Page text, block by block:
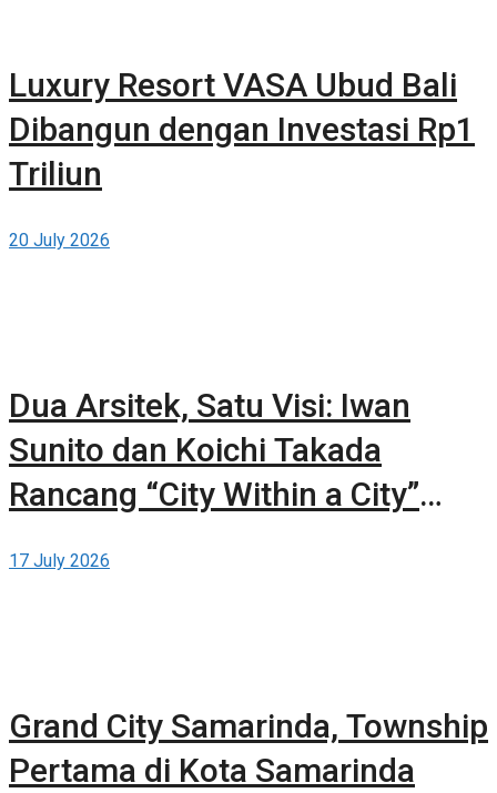
Luxury Resort VASA Ubud Bali
Dibangun dengan Investasi Rp1
Triliun
20 July 2026
Dua Arsitek, Satu Visi: Iwan
Sunito dan Koichi Takada
Rancang “City Within a City”
17 July 2026
Grand City Samarinda, Township
Pertama di Kota Samarinda